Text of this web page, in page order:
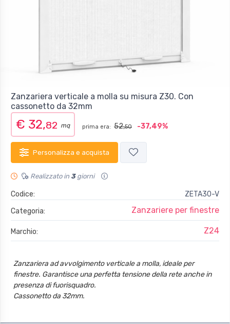
Zanzariera verticale a molla su misura Z30. Con
cassonetto da 32mm
€ 32,82 mq prima era: 52,50 -37,49%
Personalizza e acquista
Realizzato in 3giorni
Codice:
ZETA30-V
Categoria:
Zanzariere per finestre
Marchio: Z24
Zanzariera ad avvolgimento verticale a molla, ideale per
finestre. Garantisce una perfetta tensione della rete anche in
presenza di fuorisquadro.
Cassonetto da 32mm.